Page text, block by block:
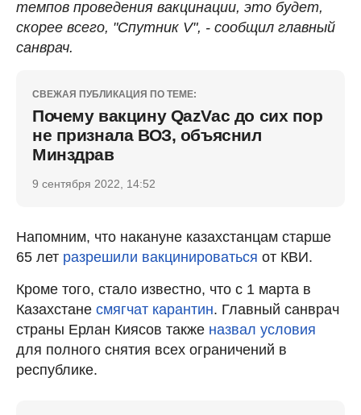
темпов проведения вакцинации, это будет,
скорее всего, "Спутник V", - сообщил главный
санврач.
СВЕЖАЯ ПУБЛИКАЦИЯ ПО ТЕМЕ:
Почему вакцину QazVac до сих пор
не признала ВОЗ, объяснил
Минздрав
9 сентября 2022, 14:52
Напомним, что накануне казахстанцам старше
65 лет разрешили вакцинироваться от КВИ.
Кроме того, стало известно, что с 1 марта в
Казахстане смягчат карантин. Главный санврач
страны Ерлан Киясов также назвал условия
для полного снятия всех ограничений в
республике.